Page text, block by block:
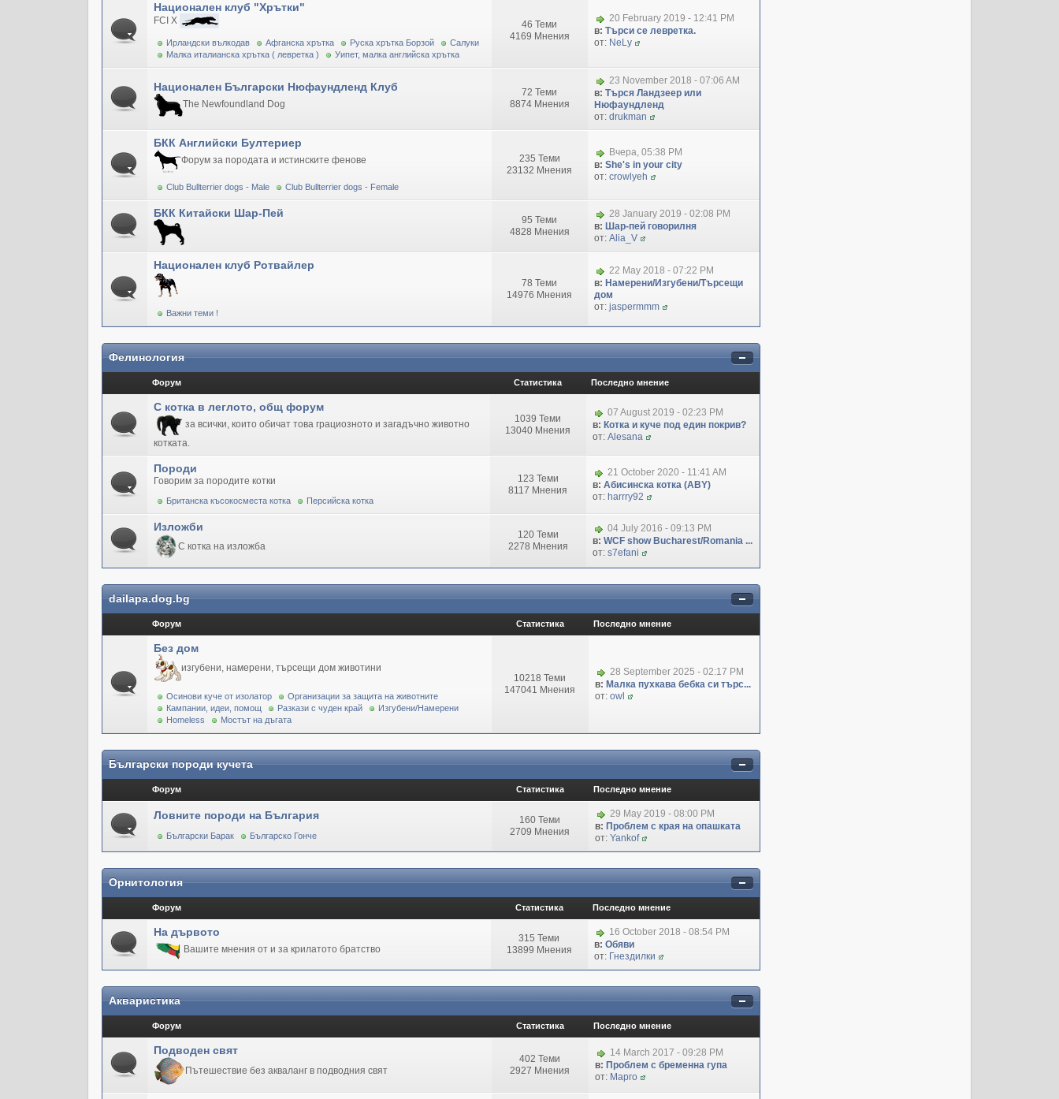
Национален клуб "Хрътки"
FCI X
Ирландски вълкодав Афганска хрътка Руска хрътка Борзой
Салуки
Малка италианска хрътка ( левретка )
Уипет, малка английска хрътка
46 Теми
4169 Мнения
20 February 2019 - 12:41 PM
в: Търси се левретка.
от: NeLy
Национален Български Нюфаундленд Клуб
The Newfoundland Dog
72 Теми
8874 Мнения
23 November 2018 - 07:06 AM
в: Търся Ландзеер или
Нюфаундленд
от: drukman
БКК Английски Бултериер
Форум за породата и истинските фенове
Club Bullterrier dogs - Male Club Bullterrier dogs - Female
235 Теми
23132 Мнения
Вчера, 05:38 PM
в: She's in your city
от: crowlyeh
БКК Китайски Шар-Пей
95 Теми
4828 Мнения
28 January 2019 - 02:08 PM
в: Шар-пей говорилня
от: Alia_V
Национален клуб Ротвайлер
Важни теми !
78 Теми
14976 Мнения
22 May 2018 - 07:22 PM
в: Намерени/Изгубени/Търсещи
дом
от: jaspermmm
Фелинология
Форум Статистика Последно мнение
С котка в леглото, общ форум
за всички, които обичат това грациозното и загадъчно животно
котката.
1039 Теми
13040 Мнения
07 August 2019 - 02:23 PM
в: Котка и куче под един покрив?
от: Alesana
Породи
Говорим за породите котки
Британска късокосместа котка Персийска котка
123 Теми
8117 Мнения
21 October 2020 - 11:41 AM
в: Абисинска котка (ABY)
от: harrry92
Изложби
С котка на изложба
120 Теми
2278 Мнения
04 July 2016 - 09:13 PM
в: WCF show Bucharest/Romania ...
от: s7efani
dailapa.dog.bg
Форум Статистика Последно мнение
Без дом
изгубени, намерени, търсещи дом животини
Осинови куче от изолатор
Организации за защита на животните
Кампании, идеи, помощ
Разкази с чуден край
Изгубени/Намерени
Homeless
Мостът на дъгата
10218 Теми
147041 Мнения
28 September 2025 - 02:17 PM
в: Малка пухкава бебка си търс...
от: owl
Български породи кучета
Форум Статистика Последно мнение
Ловните породи на България
Български Барак Българско Гонче
160 Теми
2709 Мнения
29 May 2019 - 08:00 PM
в: Проблем с края на опашката
от: Yankof
Орнитология
Форум Статистика Последно мнение
На дървото
Вашите мнения от и за крилатото братство
315 Теми
13899 Мнения
16 October 2018 - 08:54 PM
в: Обяви
от: Гнездилки
Акваристика
Форум Статистика Последно мнение
Подводен свят
Пътешествие без акваланг в подводния свят
402 Теми
2927 Мнения
14 March 2017 - 09:28 PM
в: Проблем с бременна гупа
от: Марго